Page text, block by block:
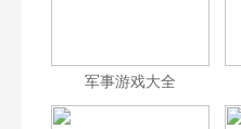
军事游戏大全